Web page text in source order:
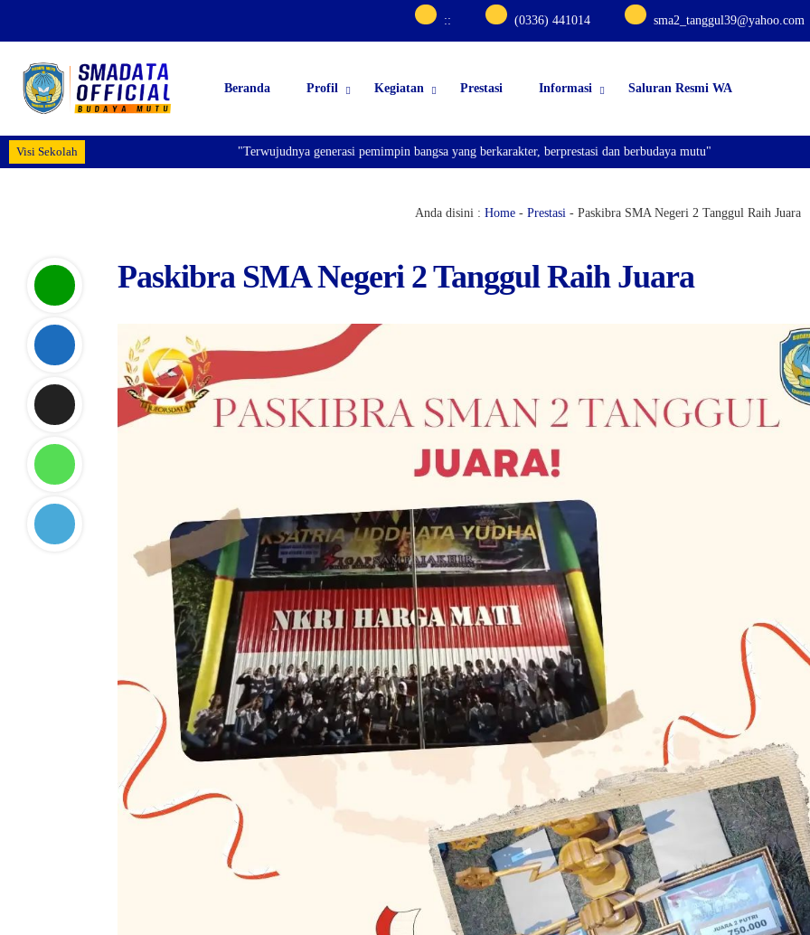
:: (0336) 441014 sma2_tanggul39@yahoo.com
Beranda Profil Kegiatan Prestasi Informasi Saluran Resmi WA
Visi Sekolah "Terwujudnya generasi pemimpin bangsa yang berkarakter, berprestasi dan berbudaya mutu"
Anda disini : Home- Prestasi- Paskibra SMA Negeri 2 Tanggul Raih Juara
Paskibra SMA Negeri 2 Tanggul Raih Juara